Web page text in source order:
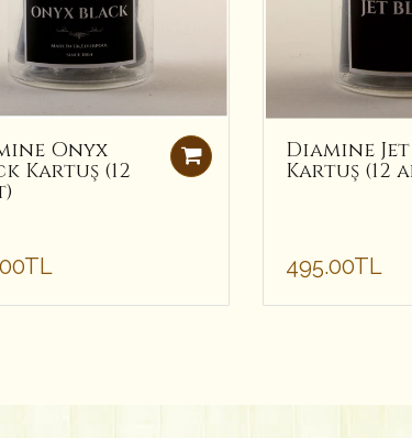
Onyx
Kartuş (12
Diamine
Kartuş (12
495.00TL